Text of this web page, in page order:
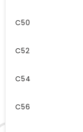
C50
C52
C54
C56